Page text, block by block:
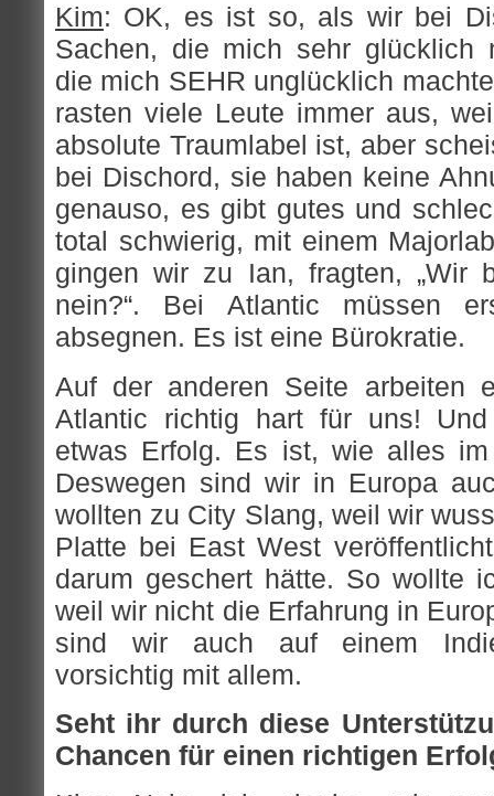
Kim: OK, es ist so, als wir bei
Sachen, die mich sehr glücklich
die mich SEHR unglücklich
rasten viele Leute immer aus,
absolute Traumlabel ist, aber
bei Dischord, sie haben keine
genauso, es gibt gutes und
total schwierig, mit einem
gingen wir zu Ian, fragten, „Wir
nein?“. Bei Atlantic müssen
absegnen. Es ist eine Bürokratie.
Auf der anderen Seite arbeiten
Atlantic richtig hart für uns!
etwas Erfolg. Es ist, wie alles
Deswegen sind wir in Europa
wollten zu City Slang, weil wir
Platte bei East West
darum geschert hätte. So wollte
weil wir nicht die Erfahrung in
sind wir auch auf einem
vorsichtig mit allem.
Seht ihr durch diese
Chancen für einen richtigen